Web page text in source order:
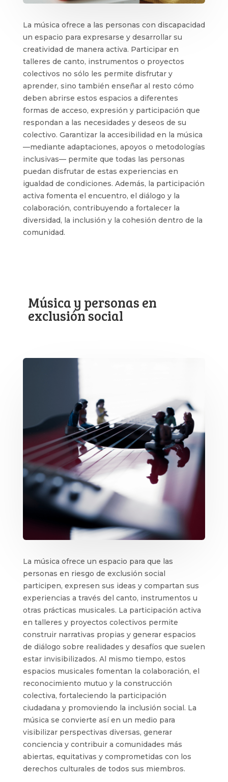
La música ofrece a las personas con discapacidad
un espacio para expresarse y desarrollar su
creatividad de manera activa. Participar en
talleres de canto, instrumentos o proyectos
colectivos no sólo les permite disfrutar y
aprender, sino también enseñar al resto cómo
deben abrirse estos espacios a diferentes
formas de acceso, expresión y participación que
respondan a las necesidades y deseos de su
colectivo. Garantizar la accesibilidad en la música
—mediante adaptaciones, apoyos o metodologías
inclusivas— permite que todas las personas
puedan disfrutar de estas experiencias en
igualdad de condiciones. Además, la participación
activa fomenta el encuentro, el diálogo y la
colaboración, contribuyendo a fortalecer la
diversidad, la inclusión y la cohesión dentro de la
comunidad.
Música y personas en
exclusión social
La música ofrece un espacio para que las
personas en riesgo de exclusión social
participen, expresen sus ideas y compartan sus
experiencias a través del canto, instrumentos u
otras prácticas musicales. La participación activa
en talleres y proyectos colectivos permite
construir narrativas propias y generar espacios
de diálogo sobre realidades y desafíos que suelen
estar invisibilizados. Al mismo tiempo, estos
espacios musicales fomentan la colaboración, el
reconocimiento mutuo y la construcción
colectiva, fortaleciendo la participación
ciudadana y promoviendo la inclusión social. La
música se convierte así en un medio para
visibilizar perspectivas diversas, generar
conciencia y contribuir a comunidades más
abiertas, equitativas y comprometidas con los
derechos culturales de todos sus miembros.